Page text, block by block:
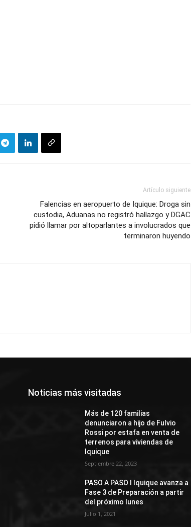
Artículo siguiente
Falencias en aeropuerto de Iquique: Droga sin
custodia, Aduanas no registró hallazgo y DGAC
pidió llamar por altoparlantes a involucrados que
terminaron huyendo
Noticias más visitadas
Más de 120 familias
denunciaron a hijo de Fulvio
Rossi por estafa en venta de
terrenos para viviendas de
Iquique
Septiembre 22, 2023
PASO A PASO I Iquique avanza a
Fase 3 de Preparación a partir
del próximo lunes
Julio 1, 2021